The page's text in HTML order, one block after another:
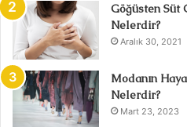
Göğüsten Süt
Nelerdir?
Aralık 30, 2021
Modanın
Nelerdir?
Mart 23, 2023